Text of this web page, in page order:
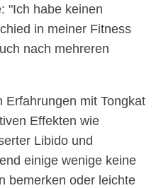
"Ich habe keinen
in meiner Fitness
nach mehreren
Erfahrungen mit Tongkat
Effekten wie
Libido und
einige wenige keine
bemerken oder leichte